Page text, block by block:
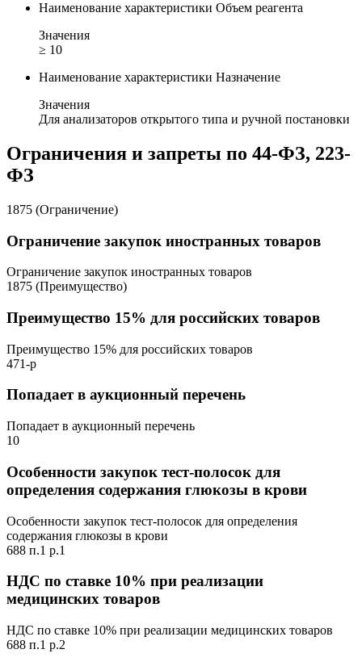
Наименование характеристики Объем реагента
Значения
≥ 10
Наименование характеристики Назначение
Значения
Для анализаторов открытого типа и ручной постановки
Ограничения и запреты по 44-ФЗ, 223-
ФЗ
1875 (Ограничение)
Ограничение закупок иностранных товаров
Ограничение закупок иностранных товаров
1875 (Преимущество)
Преимущество 15% для российских товаров
Преимущество 15% для российских товаров
471-р
Попадает в аукционный перечень
Попадает в аукционный перечень
10
Особенности закупок тест-полосок для
определения содержания глюкозы в крови
Особенности закупок тест-полосок для определения
содержания глюкозы в крови
688 п.1 р.1
НДС по ставке 10% при реализации
медицинских товаров
НДС по ставке 10% при реализации медицинских товаров
688 п.1 р.2